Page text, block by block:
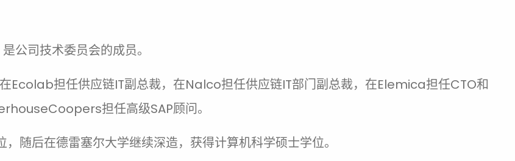
公司技术委员会的成员。
Ecolab担任供应链IT副总裁，在Nalco担任供应链IT部门副总裁，在Elemica担任CTO和
担任高级SAP顾问。
随后在德雷塞尔大学继续深造，获得计算机科学硕士学位。